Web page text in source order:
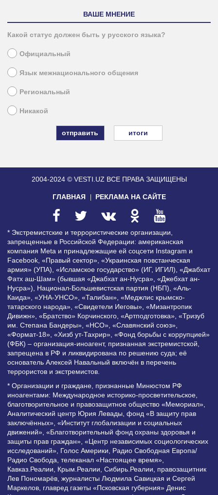
ВАШЕ МНЕНИЕ
Какой статус должен быть у русского языка?
Официальный
Язык межнационального общения
Региональный
Никакой
итоги
2004-2024 © VESTI.UZ ВСЕ ПРАВА ЗАЩИЩЕНЫ
ГЛАВНАЯ РЕКЛАМА НА САЙТЕ
* Экстремистские и террористические организации,
запрещенные в Российской Федерации: американская
компания Meta и принадлежащие ей соцсети Instagram и
Facebook, «Правый сектор», «Украинская повстанческая
армия» (УПА), «Исламское государство» (ИГ, ИГИЛ), «Джабхат
Фатх аш-Шам» (бывшая «Джабхат ан-Нусра», «Джебхат ан-
Нусра»), Национал-Большевистская партия (НБП), «Аль-
Каида», «УНА-УНСО», «Талибан», «Меджлис крымско-
татарского народа», «Свидетели Иеговы», «Мизантропик
Дивижн», «Братство» Корчинского, «Артподготовка», «Тризуб
им. Степана Бандеры», «НСО», «Славянский союз»,
«Формат-18», «Хизб ут-Тахрир», «Фонд борьбы с коррупцией»
(ФБК) – организация-иноагент, признанная экстремистской,
запрещена в РФ и ликвидирована по решению суда; её
основатель Алексей Навальный включён в перечень
террористов и экстремистов.
* Организации и граждане, признанные Минюстом РФ
иноагентами: Международное историко-просветительское,
благотворительное и правозащитное общество «Мемориал»,
Аналитический центр Юрия Левады, фонд «В защиту прав
заключённых», «Институт глобализации и социальных
движений», «Благотворительный фонд охраны здоровья и
защиты прав граждан», «Центр независимых социологических
исследований», Голос Америки, Радио Свободная Европа/
Радио Свобода, телеканал «Настоящее время»,
Кавказ.Реалии, Крым.Реалии, Сибирь.Реалии, правозащитник
Лев Пономарёв, журналисты Людмила Савицкая и Сергей
Маркелов, главред газеты «Псковская губерния» Денис